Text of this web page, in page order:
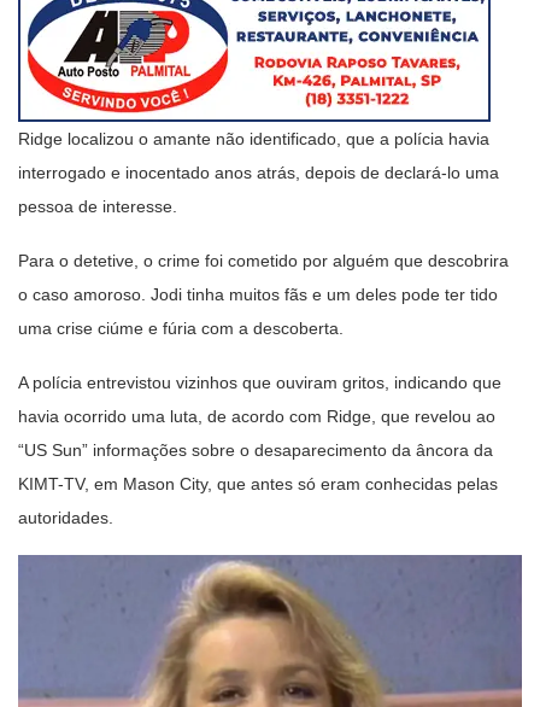
Ridge localizou o amante não identificado, que a polícia havia
interrogado e inocentado anos atrás, depois de declará-lo uma
pessoa de interesse.
Para o detetive, o crime foi cometido por alguém que descobrira
o caso amoroso. Jodi tinha muitos fãs e um deles pode ter tido
uma crise ciúme e fúria com a descoberta.
A polícia entrevistou vizinhos que ouviram gritos, indicando que
havia ocorrido uma luta, de acordo com Ridge, que revelou ao
“US Sun” informações sobre o desaparecimento da âncora da
KIMT-TV, em Mason City, que antes só eram conhecidas pelas
autoridades.